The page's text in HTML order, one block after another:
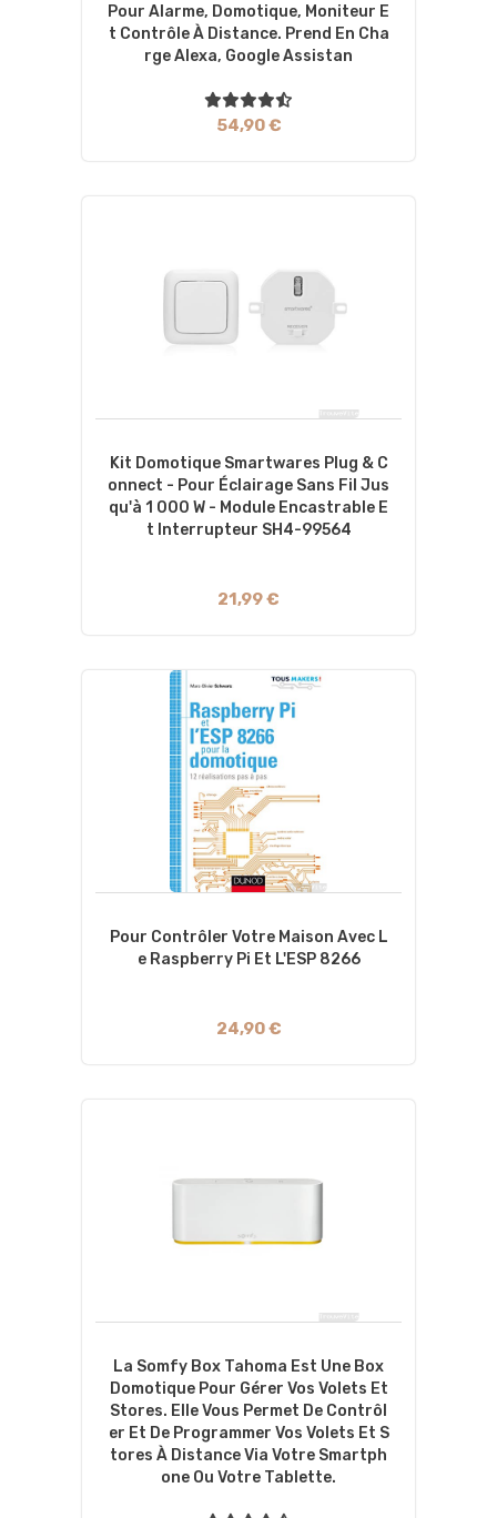
Pour Alarme, Domotique, Moniteur E
T Contrôle À Distance. Prend En Cha
Rge Alexa, Google Assistan
54,90 €
Kit Domotique Smartwares Plug & C
Onnect - Pour Éclairage Sans Fil Jus
Qu'à 1 000 W - Module Encastrable E
T Interrupteur SH4-99564
21,99 €
Pour Contrôler Votre Maison Avec L
E Raspberry Pi Et L'ESP 8266
24,90 €
La Somfy Box Tahoma Est Une Box
Domotique Pour Gérer Vos Volets Et
Stores. Elle Vous Permet De Contrôl
Er Et De Programmer Vos Volets Et S
Tores À Distance Via Votre Smartph
One Ou Votre Tablette.